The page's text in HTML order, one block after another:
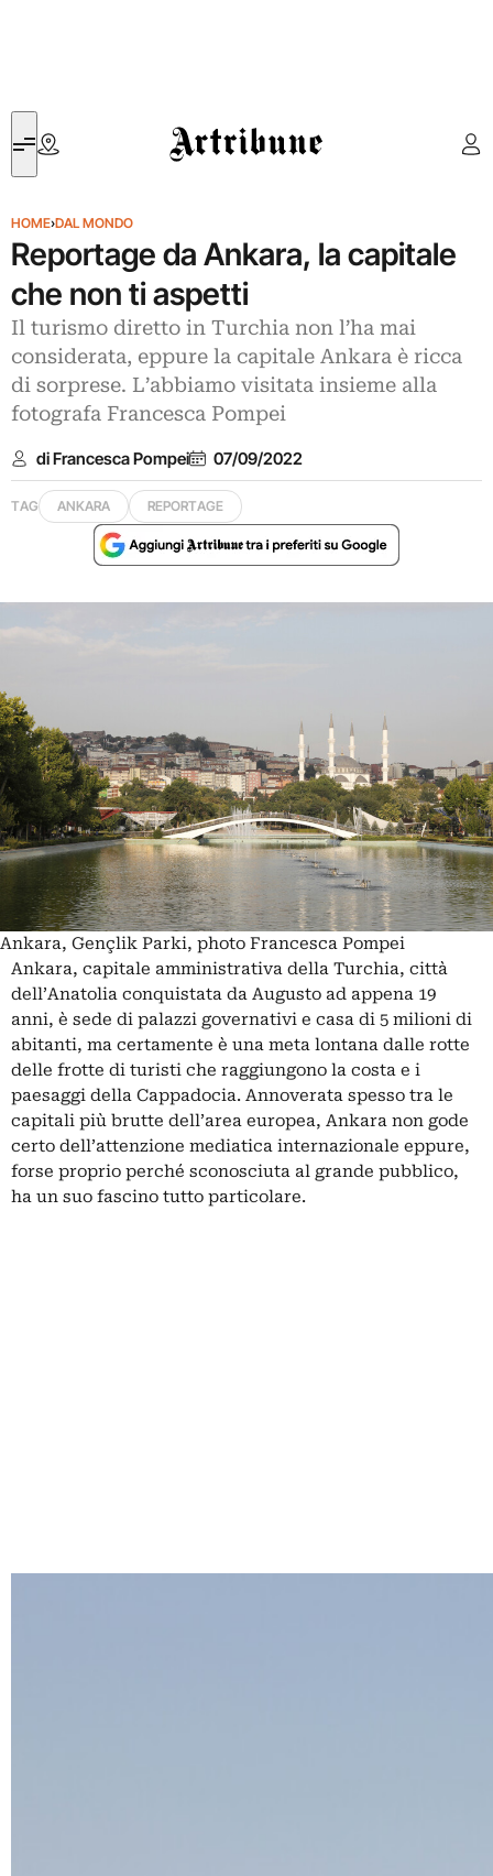
Artribune
HOME›DAL MONDO
Reportage da Ankara, la capitale
che non ti aspetti
Il turismo diretto in Turchia non l’ha mai
considerata, eppure la capitale Ankara è ricca
di sorprese. L’abbiamo visitata insieme alla
fotografa Francesca Pompei
di Francesca Pompei 07/09/2022
TAG ANKARA REPORTAGE
Ankara, Gençlik Parki, photo Francesca Pompei
Ankara, capitale amministrativa della Turchia, città
dell’Anatolia conquistata da Augusto ad appena 19
anni, è sede di palazzi governativi e casa di 5 milioni di
abitanti, ma certamente è una meta lontana dalle rotte
delle frotte di turisti che raggiungono la costa e i
paesaggi della Cappadocia. Annoverata spesso tra le
capitali più brutte dell’area europea, Ankara non gode
certo dell’attenzione mediatica internazionale eppure,
forse proprio perché sconosciuta al grande pubblico,
ha un suo fascino tutto particolare.